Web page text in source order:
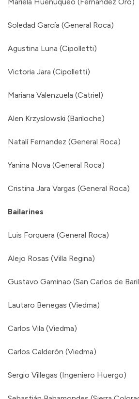
Soledad García (General Roca)
Agustina Luna (Cipolletti)
Victoria Jara (Cipolletti)
Mariana Valenzuela (Catriel)
Alen Krzyslowski (Bariloche)
Natalí Fernandez (General Roca)
Yanina Nova (General Roca)
Cristina Jara Vargas (General Roca)
Bailarines
Luis Forquera (General Roca)
Alejo Rosas (Villa Regina)
Gustavo Gaminao (San Carlos de
Lautaro Benegas (Viedma)
Carlos Vila (Viedma)
Carlos Calderón (Viedma)
Sergio Villegas (Ingeniero Huergo)